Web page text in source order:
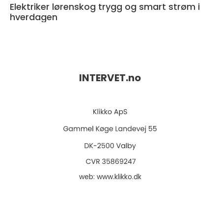
Elektriker lørenskog trygg og smart strøm i
hverdagen
INTERVET.no
web: www.klikko.dk